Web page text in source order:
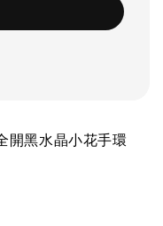
開黑水晶小花手環